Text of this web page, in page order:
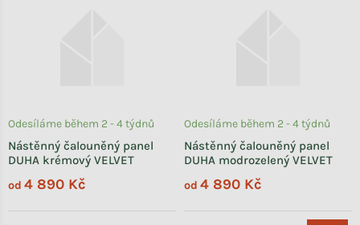
Nástěnný čalouněný panel
DUHA krémový VELVET
Odesíláme během 2 - 4 týdnů
od 4 890 Kč
Nástěnný čalouněný panel
DUHA modrozelený VELVET
Odesíláme během 2 - 4 týdnů
od 4 890 Kč